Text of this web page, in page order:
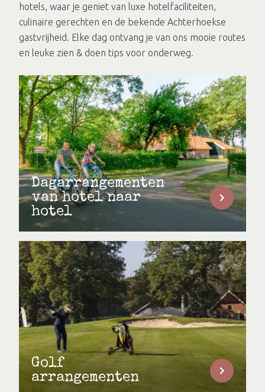
hotels, waar je geniet van luxe hotelfaciliteiten,
culinaire gerechten en de bekende Achterhoekse
gastvrijheid. Elke dag ontvang je van ons mooie routes
en leuke zien & doen tips voor onderweg.
Dagarrangementen
van hotel naar
hotel
Golf
arrangementen